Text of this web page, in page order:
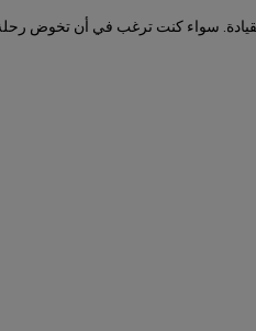
سواء كنت ترغب في أن تخوض رحلة